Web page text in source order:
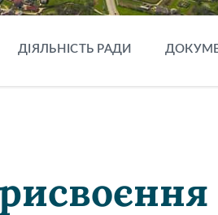
ДІЯЛЬНІСТЬ РАДИ